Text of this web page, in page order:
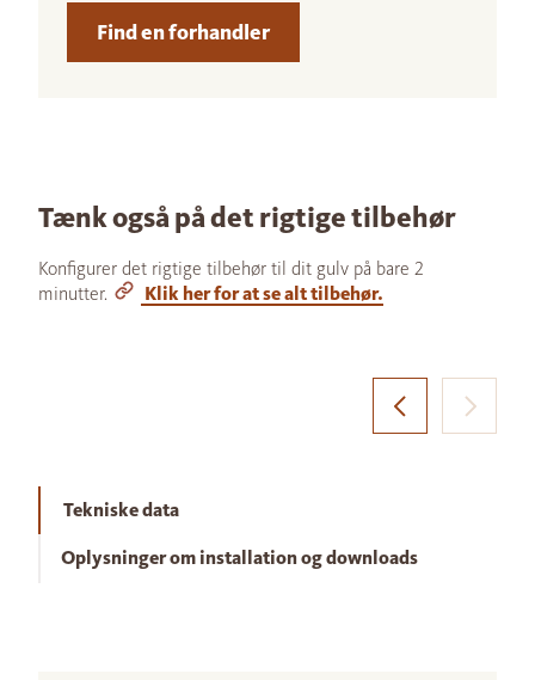
Find en forhandler
Tænk også på det rigtige tilbehør
Konfigurer det rigtige tilbehør til dit gulv på bare 2
minutter.
Klik her for at se alt tilbehør.
Tekniske data
Oplysninger om installation og downloads